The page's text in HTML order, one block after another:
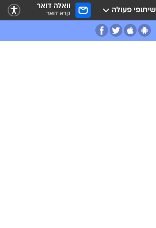
שיתופי פעולה וואלה דואר
קרא דואר